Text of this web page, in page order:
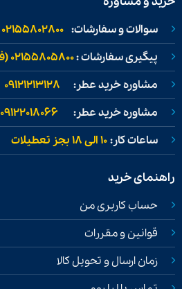
سوالات و سفارشات: 02155802800 (۱۰ تا ۱۸)
پیگیری سفارشات :02155805800 (فقط ۱۳ تا ۱۸)
مشاوره خرید عطر: 09121213128
مشاوره خرید عطر: 09122018066
ساعات کار:۱۰ الی ۱۸ بجز تعطیلات
راهنمای خرید
حساب کاربری من
قوانین و مقررات
زمان ارسال و تحویل کالا